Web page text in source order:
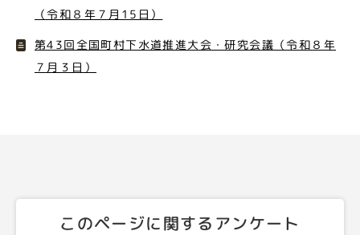
（令和８年７月15日）
第43回全国町村下水道推進大会・研究会議（令和８年
７月３日）
このページに関するアンケート